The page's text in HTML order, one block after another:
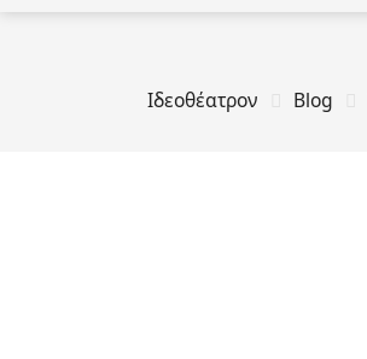
Ιδεοθέατρον Blog